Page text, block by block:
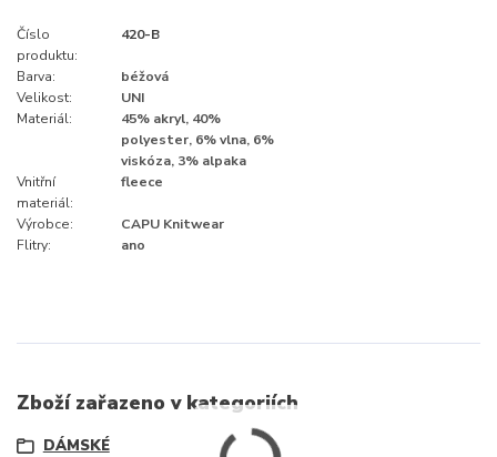
Číslo
produktu:
420-B
Barva:
béžová
Velikost:
UNI
Materiál:
45% akryl, 40%
polyester, 6% vlna, 6%
viskóza, 3% alpaka
Vnitřní
materiál:
fleece
Výrobce:
CAPU Knitwear
Flitry:
ano
Zboží zařazeno v kategoriích
DÁMSKÉ